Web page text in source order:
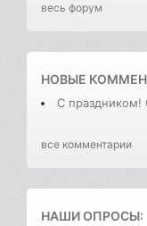
весь форум
НОВЫЕ
С праздником!
все комментарии
НАШИ ОПРОСЫ: